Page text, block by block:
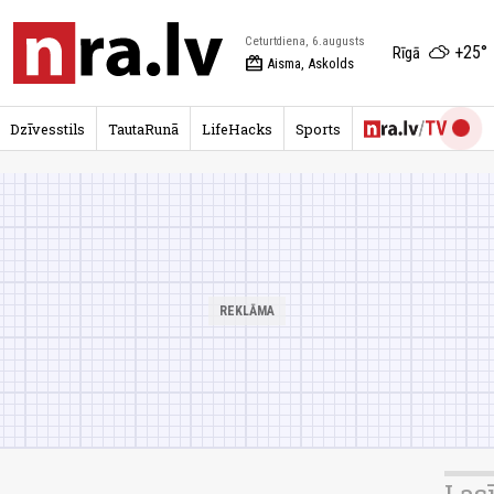
Ceturtdiena, 6.augusts
redeem Aisma, Askolds
Rīgā +25°
Dzīvesstils TautaRunā LifeHacks Sports